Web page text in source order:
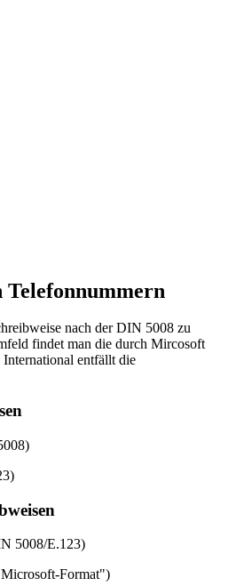
Telefonnummern
nach der DIN 5008 zu
findet man die durch Mircosoft
entfällt die
5008/E.123)
Format")